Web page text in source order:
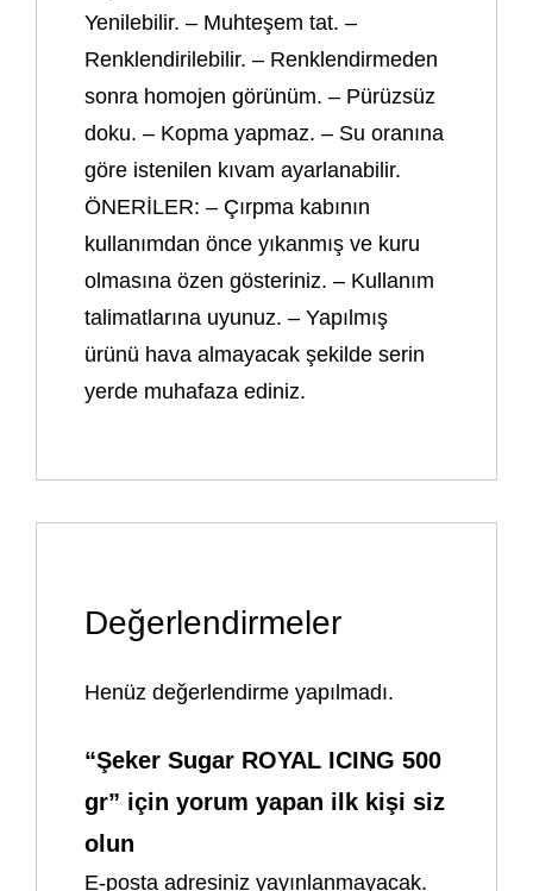
Yenilebilir. – Muhteşem tat. –
Renklendirilebilir. – Renklendirmeden
sonra homojen görünüm. – Pürüzsüz
doku. – Kopma yapmaz. – Su oranına
göre istenilen kıvam ayarlanabilir.
ÖNERİLER: – Çırpma kabının
kullanımdan önce yıkanmış ve kuru
olmasına özen gösteriniz. – Kullanım
talimatlarına uyunuz. – Yapılmış
ürünü hava almayacak şekilde serin
yerde muhafaza ediniz.
Değerlendirmeler
Henüz değerlendirme yapılmadı.
“Şeker Sugar ROYAL ICING 500
gr” için yorum yapan ilk kişi siz
olun
E-posta adresiniz yayınlanmayacak.